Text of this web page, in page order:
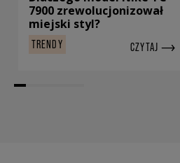
7900 zrewolucjonizował
miejski styl?
TRENDY CZYTAJ